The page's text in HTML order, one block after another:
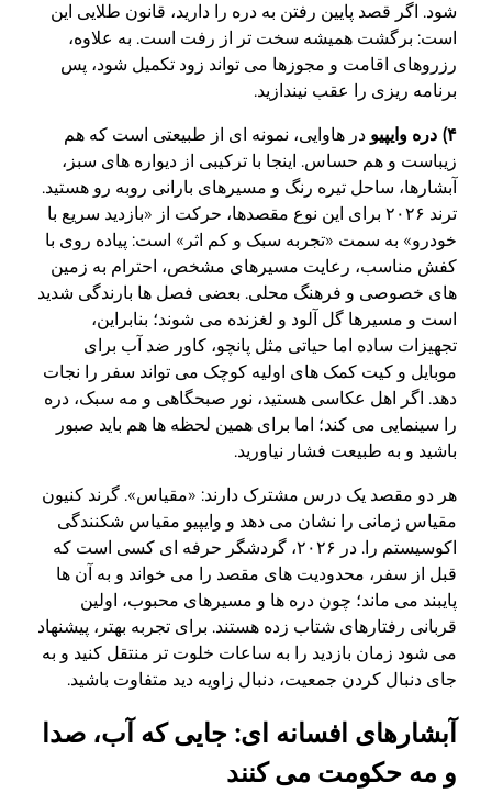
شود. اگر قصد پایین رفتن به دره را دارید، قانون طلایی این
است: برگشت همیشه سخت تر از رفت است. به علاوه،
رزروهای اقامت و مجوزها می تواند زود تکمیل شود، پس
برنامه ریزی را عقب نیندازید.
۴) دره وایپیو
در هاوایی، نمونه ای از طبیعتی است که هم
زیباست و هم حساس. اینجا با ترکیبی از دیواره های سبز،
آبشارها، ساحل تیره رنگ و مسیرهای بارانی روبه رو هستید.
ترند ۲۰۲۶ برای این نوع مقصدها، حرکت از «بازدید سریع با
خودرو» به سمت «تجربه سبک و کم اثر» است: پیاده روی با
کفش مناسب، رعایت مسیرهای مشخص، احترام به زمین
های خصوصی و فرهنگ محلی. بعضی فصل ها بارندگی شدید
است و مسیرها گل آلود و لغزنده می شوند؛ بنابراین،
تجهیزات ساده اما حیاتی مثل پانچو، کاور ضد آب برای
موبایل و کیت کمک های اولیه کوچک می تواند سفر را نجات
دهد. اگر اهل عکاسی هستید، نور صبحگاهی و مه سبک، دره
را سینمایی می کند؛ اما برای همین لحظه ها هم باید صبور
باشید و به طبیعت فشار نیاورید.
هر دو مقصد یک درس مشترک دارند: «مقیاس». گرند کنیون
مقیاس زمانی را نشان می دهد و وایپیو مقیاس شکنندگی
اکوسیستم را. در ۲۰۲۶، گردشگر حرفه ای کسی است که
قبل از سفر، محدودیت های مقصد را می خواند و به آن ها
پایبند می ماند؛ چون دره ها و مسیرهای محبوب، اولین
قربانی رفتارهای شتاب زده هستند. برای تجربه بهتر، پیشنهاد
می شود زمان بازدید را به ساعات خلوت تر منتقل کنید و به
جای دنبال کردن جمعیت، دنبال زاویه دید متفاوت باشید.
آبشارهای افسانه ای: جایی که آب، صدا
و مه حکومت می کنند